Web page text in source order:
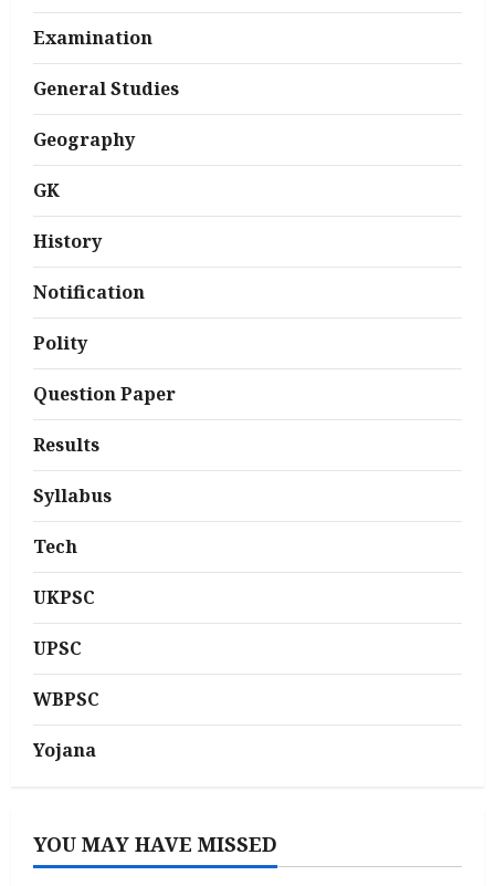
Examination
General Studies
Geography
GK
History
Notification
Polity
Question Paper
Results
Syllabus
Tech
UKPSC
UPSC
WBPSC
Yojana
YOU MAY HAVE MISSED